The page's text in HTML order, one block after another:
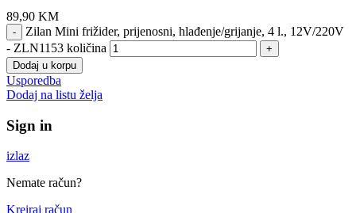
89,90 KM
Zilan Mini frižider, prijenosni, hlađenje/grijanje, 4 l., 12V/220V
- ZLN1153 količina
Dodaj u korpu
Usporedba
Dodaj na listu želja
Sign in
izlaz
Nemate račun?
Kreiraj račun